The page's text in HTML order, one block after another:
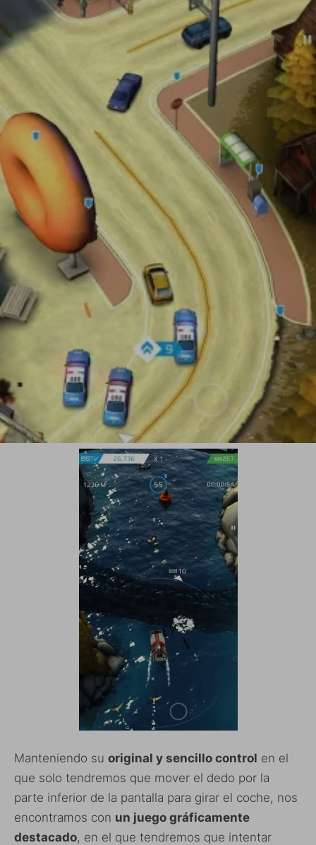
Manteniendo su original y sencillo control en el
que solo tendremos que mover el dedo por la
parte inferior de la pantalla para girar el coche, nos
encontramos con un juego gráficamente
destacado, en el que tendremos que intentar